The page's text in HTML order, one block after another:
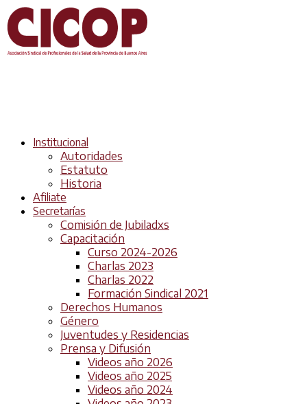
Institucional
Autoridades
Estatuto
Historia
Afiliate
Secretarías
Comisión de Jubiladxs
Capacitación
Curso 2024-2026
Charlas 2023
Charlas 2022
Formación Sindical 2021
Derechos Humanos
Género
Juventudes y Residencias
Prensa y Difusión
Videos año 2026
Videos año 2025
Videos año 2024